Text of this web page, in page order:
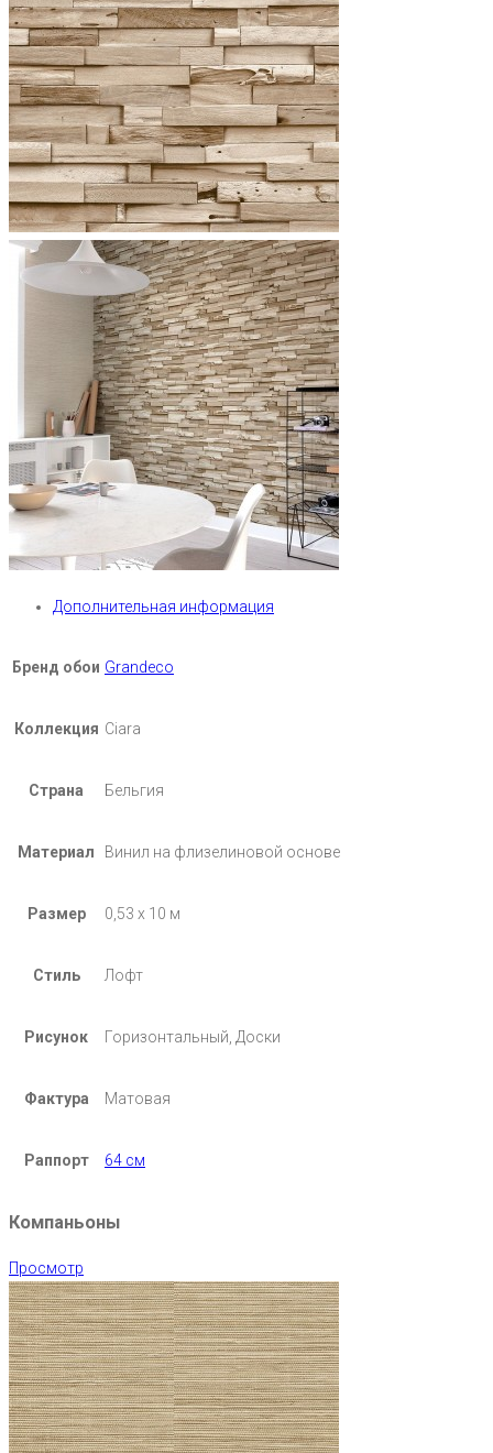
Дополнительная информация
Бренд обои Grandeco
Коллекция Ciara
Страна Бельгия
Материал Винил на флизелиновой основе
Размер 0,53 х 10 м
Стиль Лофт
Рисунок Горизонтальный, Доски
Фактура Матовая
Раппорт 64 см
Компаньоны
Просмотр